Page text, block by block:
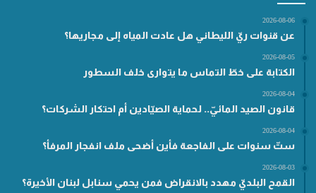
2026-08-06
عن قنوات ريّ الليطاني هل عادت المياه إلى مجاريها؟
2026-08-05
الكتابة على خطّ التماس ما يتوارى خلف السطور
2026-08-04
قانون الصيد المائيّ.. لحماية الصيّادين أم احتكار الشركات؟
2026-08-04
ستّ سنوات على الفاجعة فأين أضحى ملف انفجار المرفأ؟
2026-08-03
القمح البلديّ مهدد بالانقراض فمن يحمي سنابل لبنان الأخيرة؟